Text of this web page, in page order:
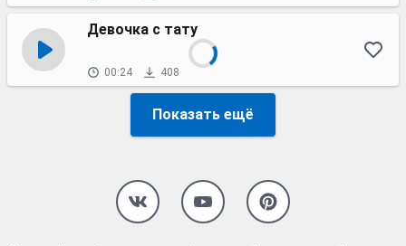
Девочка с тату
00:24 408
Показать ещё